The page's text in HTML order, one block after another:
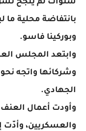
سنوات لم ينجح نشر
بانتفاضة محلية ما
وبوركينا فاسو.
وابتعد المجلس
وشركائها واتجه
الجهادي.
وأودت أعمال العنف
والعسكريين، وأدّت